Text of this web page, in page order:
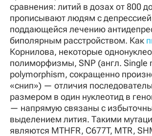
сравнения: литий в дозах от 800
прописывают людям с
поддающейся лечению
биполярным расстройством. Как
Корнилова, некоторые
полиморфизмы, SNP (англ. Single
polymorphism, сокращенно
«снип») — отличия
размером в один нуклеотид в
— напрямую связаны с
выделением лития. Такими
являются MTHFR, C677T, MTR,